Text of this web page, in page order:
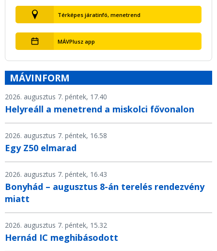
Térképes járatinfó, menetrend
MÁVPlusz app
MÁVINFORM
2026. augusztus 7. péntek, 17.40
Helyreáll a menetrend a miskolci fővonalon
2026. augusztus 7. péntek, 16.58
Egy Z50 elmarad
2026. augusztus 7. péntek, 16.43
Bonyhád – augusztus 8-án terelés rendezvény
miatt
2026. augusztus 7. péntek, 15.32
Hernád IC meghibásodott